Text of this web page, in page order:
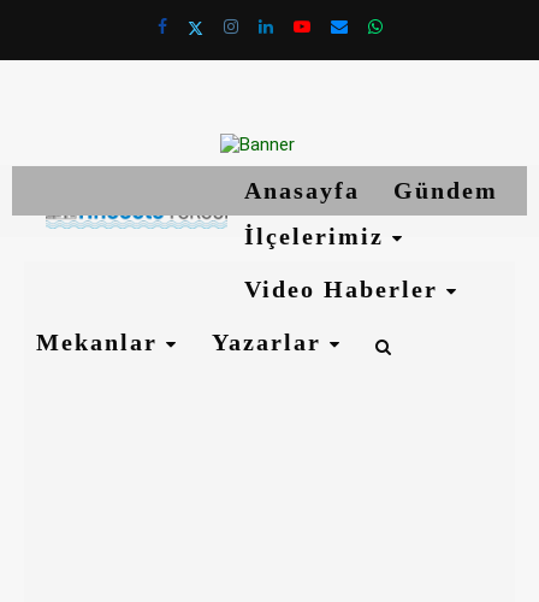
Anasayfa
Gündem
İlçelerimiz
Video Haberler
Mekanlar
Yazarlar